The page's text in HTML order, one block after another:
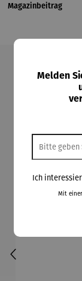
Magazinbeitrag
Produktgalerie
Melden
Ich
Mit